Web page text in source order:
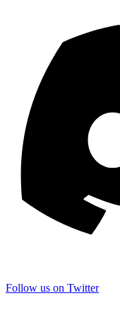
Follow us on Twitter